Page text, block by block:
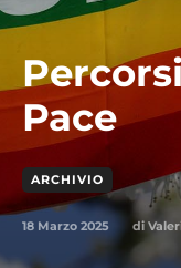
Pace
ARCHIVIO
18 Marzo 2025 di